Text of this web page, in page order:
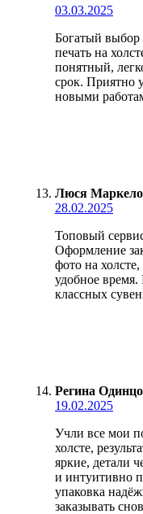
03.03.2025
Богатый выбор
печать на
понятный,
срок. Приятно
новыми
Люся
28.02.2025
Топовый
Оформление
фото на
удобное время.
классных
Регина
19.02.2025
Учли все мои
холсте,
яркие, детали
и интуитивно
упаковка
заказывать